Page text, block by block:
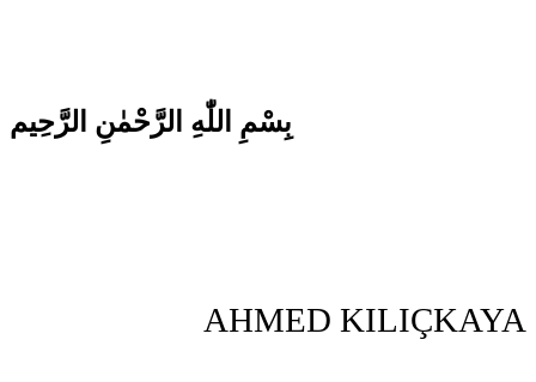
بِسْمِ اللّٰهِ الرَّحْمٰنِ الرَّحِيم
AHMED KILIÇKAYA